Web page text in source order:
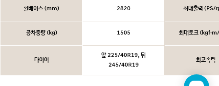
휠베이스 (mm) 2820 최대출력 (PS/
공차중량 (kg) 1505 최대토크
타이어
앞 225/40R19, 뒤
245/40R19
최고속력